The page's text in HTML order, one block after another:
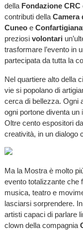
della Fondazione CRC
contributi della Camera
Cuneoe
preziosi volontari
trasformare l’evento in
partecipata da tutta la
Nel quartiere alto della
vie si popolano di
cerca di bellezza. Ogni
ogni portone diventa un
Oltre cento espositori
creatività, in un dialogo
Ma la Mostra è molto
evento totalizzante che
musica, teatro e
lasciarsi sorprendere.
artisti capaci di parlare
clown della compagnia